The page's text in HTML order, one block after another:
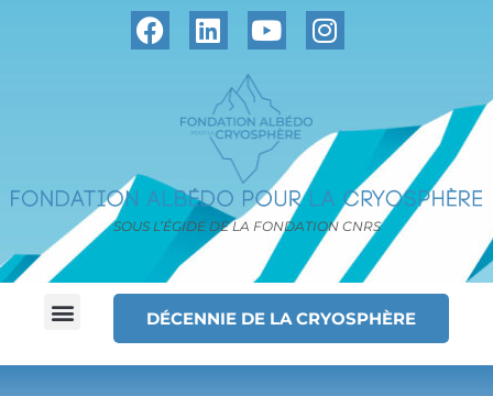
SOUS L’ÉGIDE DE LA FONDATION CNRS
DÉCENNIE DE LA CRYOSPHÈRE